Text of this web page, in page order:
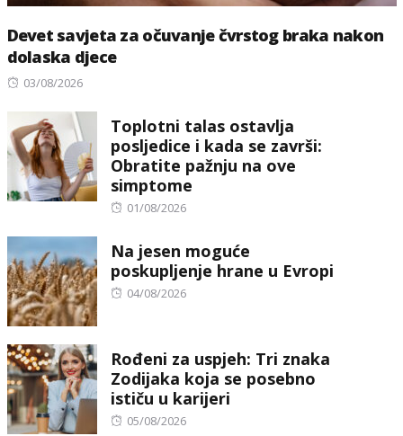
Devet savjeta za očuvanje čvrstog braka nakon
dolaska djece
Posted
03/08/2026
Toplotni talas ostavlja
posljedice i kada se završi:
Obratite pažnju na ove
simptome
Posted
01/08/2026
Na jesen moguće
poskupljenje hrane u Evropi
Posted
04/08/2026
Rođeni za uspjeh: Tri znaka
Zodijaka koja se posebno
ističu u karijeri
Posted
05/08/2026